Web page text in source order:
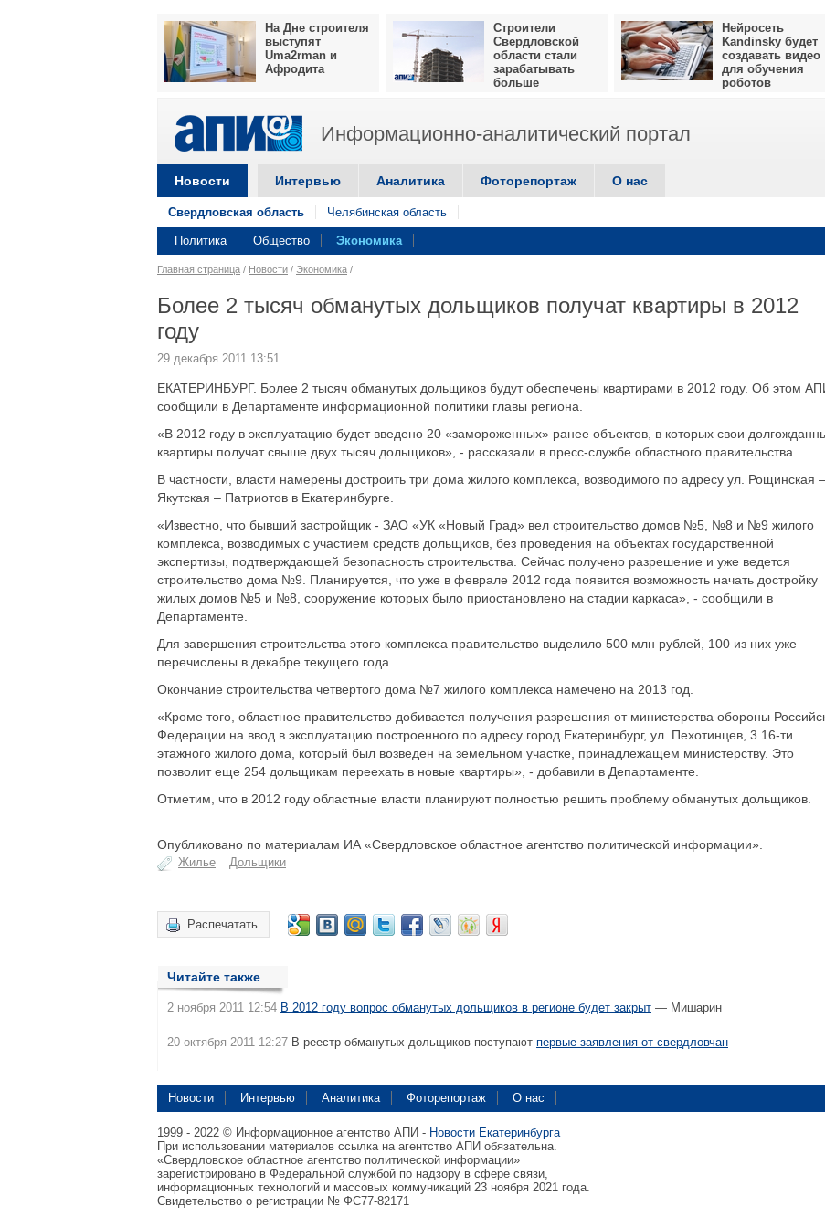
На Дне строителя
выступят
Uma2rman и
Афродита
Строители
Свердловской
области стали
зарабатывать
больше
Нейросеть
Kandinsky будет
создавать видео
для обучения
роботов
Информационно-аналитический портал
Новости Интервью Аналитика Фоторепортаж О нас
Свердловская область Челябинская область
Политика Общество Экономика
Главная страница / Новости / Экономика /
Более 2 тысяч обманутых дольщиков получат квартиры в 2012
году
29 декабря 2011 13:51
ЕКАТЕРИНБУРГ. Более 2 тысяч обманутых дольщиков будут обеспечены квартирами в 2012 году. Об этом
сообщили в Департаменте информационной политики главы региона.
«В 2012 году в эксплуатацию будет введено 20 «замороженных» ранее объектов, в которых свои
квартиры получат свыше двух тысяч дольщиков», - рассказали в пресс-службе областного правительства.
В частности, власти намерены достроить три дома жилого комплекса, возводимого по адресу ул. Рощинская –
Якутская – Патриотов в Екатеринбурге.
«Известно, что бывший застройщик - ЗАО «УК «Новый Град» вел строительство домов №5, №8 и №9 жилого
комплекса, возводимых с участием средств дольщиков, без проведения на объектах государственной
экспертизы, подтверждающей безопасность строительства. Сейчас получено разрешение и уже ведется
строительство дома №9. Планируется, что уже в феврале 2012 года появится возможность начать достройку
жилых домов №5 и №8, сооружение которых было приостановлено на стадии каркаса», - сообщили в
Департаменте.
Для завершения строительства этого комплекса правительство выделило 500 млн рублей, 100 из них уже
перечислены в декабре текущего года.
Окончание строительства четвертого дома №7 жилого комплекса намечено на 2013 год.
«Кроме того, областное правительство добивается получения разрешения от министерства обороны
Федерации на ввод в эксплуатацию построенного по адресу город Екатеринбург, ул. Пехотинцев, 3 16-ти
этажного жилого дома, который был возведен на земельном участке, принадлежащем министерству. Это
позволит еще 254 дольщикам переехать в новые квартиры», - добавили в Департаменте.
Отметим, что в 2012 году областные власти планируют полностью решить проблему обманутых дольщиков.
Опубликовано по материалам ИА «Свердловское областное агентство политической информации».
Жилье Дольщики
Распечатать
Читайте также
2 ноября 2011 12:54 В 2012 году вопрос обманутых дольщиков в регионе будет закрыт — Мишарин
20 октября 2011 12:27 В реестр обманутых дольщиков поступают первые заявления от свердловчан
Новости Интервью Аналитика Фоторепортаж О нас
1999 - 2022 © Информационное агентство АПИ - Новости Екатеринбурга
При использовании материалов ссылка на агентство АПИ обязательна.
«Свердловское областное агентство политической информации»
зарегистрировано в Федеральной службой по надзору в сфере связи,
информационных технологий и массовых коммуникаций 23 ноября 2021 года.
Свидетельство о регистрации № ФС77-82171